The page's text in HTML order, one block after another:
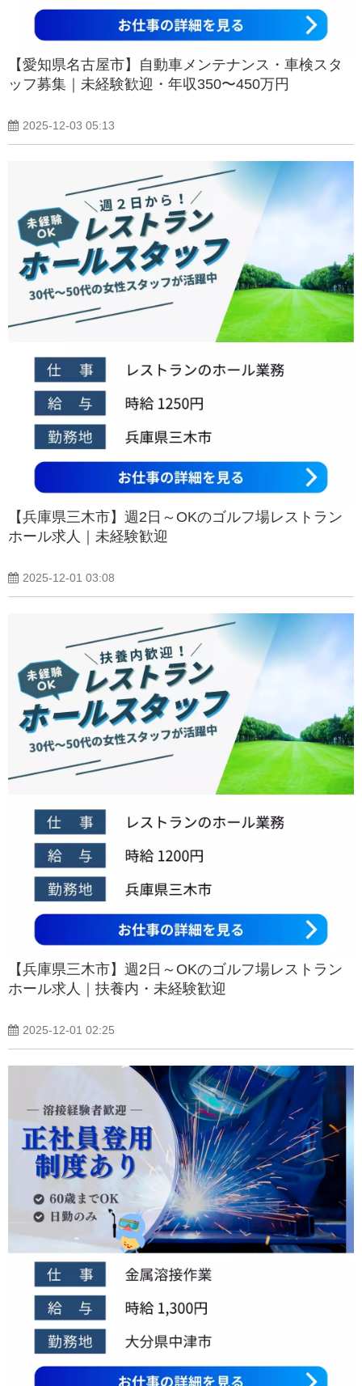
【愛知県名古屋市】自動車メンテナンス・車検スタ
ッフ募集｜未経験歓迎・年収350〜450万円
2025-12-03 05:13
【兵庫県三木市】週2日～OKのゴルフ場レストラン
ホール求人｜未経験歓迎
2025-12-01 03:08
【兵庫県三木市】週2日～OKのゴルフ場レストラン
ホール求人｜扶養内・未経験歓迎
2025-12-01 02:25